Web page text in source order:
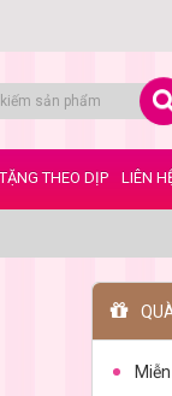
THEO DỊP LIÊN